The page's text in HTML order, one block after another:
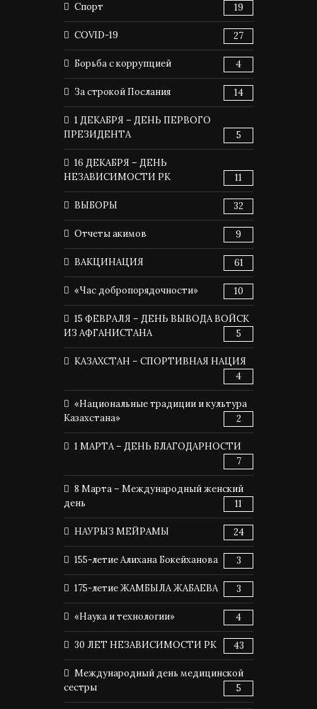
Спорт 19
COVID-19 27
Борьба с коррупцией 4
За строкой Послания 14
1 ДЕКАБРЯ – ДЕНЬ ПЕРВОГО
ПРЕЗИДЕНТА
5
16 ДЕКАБРЯ – ДЕНЬ
НЕЗАВИСИМОСТИ РК
11
ВЫБОРЫ 32
Отчеты акимов 9
ВАКЦИНАЦИЯ 61
«Час добропорядочности» 10
15 ФЕВРАЛЯ – ДЕНЬ ВЫВОДА ВОЙСК
ИЗ АФГАНИСТАНА
5
КАЗАХСТАН – СПОРТИВНАЯ НАЦИЯ
4
«Национальные традиции и культура
Казахстана»
2
1 МАРТА – ДЕНЬ БЛАГОДАРНОСТИ
7
8 Марта – Международный женский
день
11
НАУРЫЗ МЕЙРАМЫ 24
155-летие Алихана Бокейханова 3
175-летие ЖАМБЫЛА ЖАБАЕВА 3
«Наука и технологии» 4
30 ЛЕТ НЕЗАВИСИМОСТИ РК 43
Международный день медицинской
сестры
5